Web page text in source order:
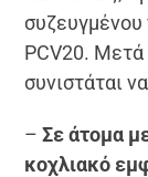
συζευγμένου
PCV20. Μετά
συνιστάται
–Σε άτομα
κοχλιακό